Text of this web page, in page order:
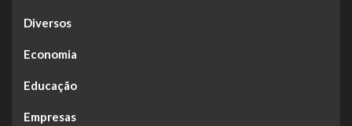
Diversos
Economia
Educação
Empresas